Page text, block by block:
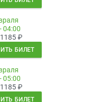
04:00
₽
БИЛЕТ
05:00
₽
БИЛЕТ